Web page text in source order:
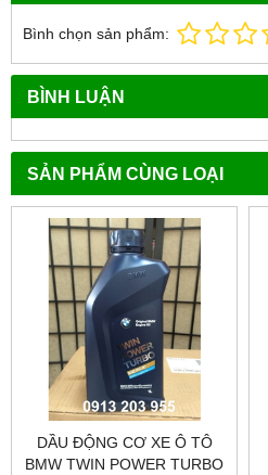
Bình chọn sản phẩm:
BÌNH LUẬN
SẢN PHẨM CÙNG LOẠI
DẦU ĐỘNG CƠ XE Ô TÔ
BMW TWIN POWER TURBO